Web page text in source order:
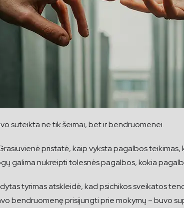
suteikta ne tik šeimai, bet ir bendruomenei.
pristatė, kaip vyksta pagalbos
galima nukreipti tolesnės pagalbos, kokia
tyrimas atskleidė, kad psichikos sveikatos
bendruomenę prisijungti prie mokymų – buvo